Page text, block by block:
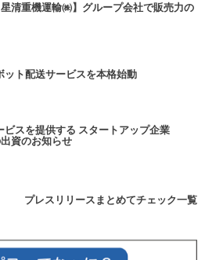
清重機運輸㈱】グループ会社で販売力の
ト配送サービスを本格始動
ビスを提供する スタートアップ企業
資のお知らせ
プレスリリースまとめてチェック一覧